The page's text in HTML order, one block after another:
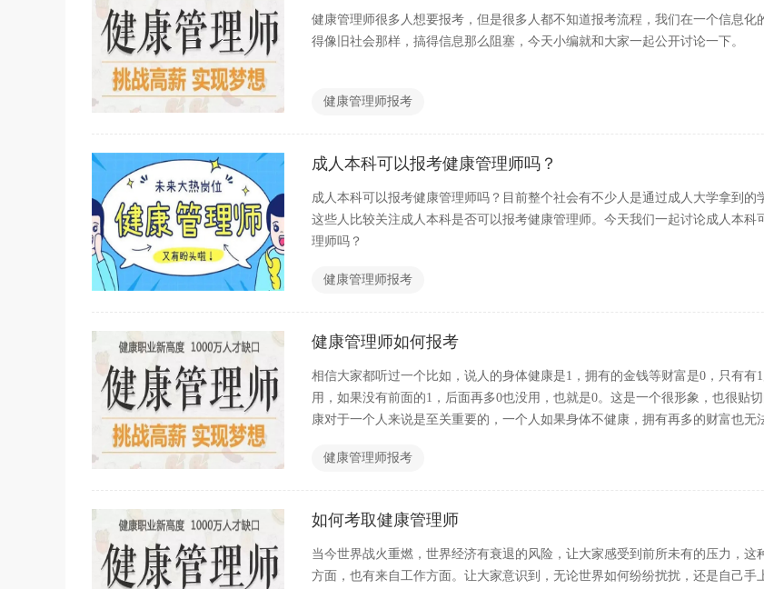
健康管理师很多人想要报考，但是很多人都不知道报考流程，我们在一个信息化
得像旧社会那样，搞得信息那么阻塞，今天小编就和大家一起公开讨论一下。
健康管理师报考
成人本科可以报考健康管理师吗？
成人本科可以报考健康管理师吗？目前整个社会有不少人是通过成人大学拿到的
这些人比较关注成人本科是否可以报考健康管理师。今天我们一起讨论成人本科
理师吗？
健康管理师报考
健康管理师如何报考
相信大家都听过一个比如，说人的身体健康是1，拥有的金钱等财富是0，只有有
用，如果没有前面的1，后面再多0也没用，也就是0。这是一个很形象，也很贴
康对于一个人来说是至关重要的，一个人如果身体不健康，拥有再多的财富也无
健康管理师报考
如何考取健康管理师
当今世界战火重燃，世界经济有衰退的风险，让大家感受到前所未有的压力，这
方面，也有来自工作方面。让大家意识到，无论世界如何纷纷扰扰，还是自己手